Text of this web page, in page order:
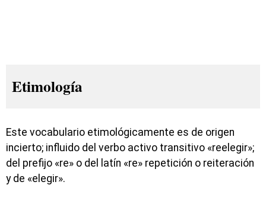
Etimología
Este vocabulario etimológicamente es de origen
incierto; influido del verbo activo transitivo «reelegir»;
del prefijo «re» o del latín «re» repetición o reiteración
y de «elegir».